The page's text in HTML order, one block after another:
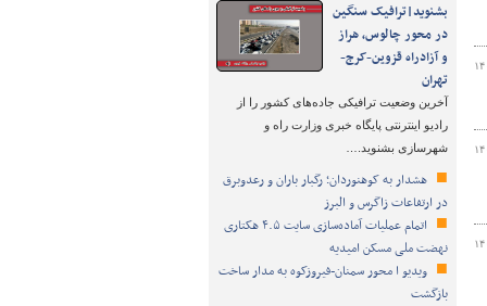
بشنوید|ترافیک سنگین
در محور چالوس، هراز
و آزادراه قزوین-کرج-
تهران
آخرین وضعیت ترافیکی جاده‌های کشور را از
رادیو اینترنتی پایگاه خبری وزارت راه و
شهرسازی بشنوید.…
هشدار به کوهنوردان؛ رگبار باران و رعدوبرق
در ارتفاعات زاگرس و البرز
اتمام عملیات آماده‌سازی سایت ۴.۵ هکتاری
نهضت ملی مسکن امیدیه
ویدیو ا محور سمنان-فیروزکوه به مدار ساخت
بازگشت